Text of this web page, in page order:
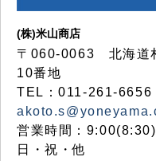
(株)米山商店
〒060-0063 北海道
10番地
TEL：011-261-
営業時間：
日・祝・他